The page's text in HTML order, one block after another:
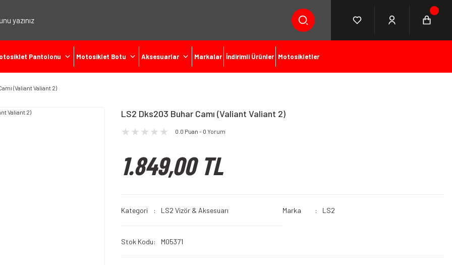
Pantolonu Motosiklet Botu Aksesuarlar Markalar İndirimli Ürünler Motosikletler
(Valiant Valiant 2)
LS2 Dks203 Buhar Camı (Valiant Valiant 2)
0.0 Puan - 0 Yorum
1.849,00 TL
Kategori LS2 Vizör & Aksesuarı Marka LS2
Stok Kodu M05371